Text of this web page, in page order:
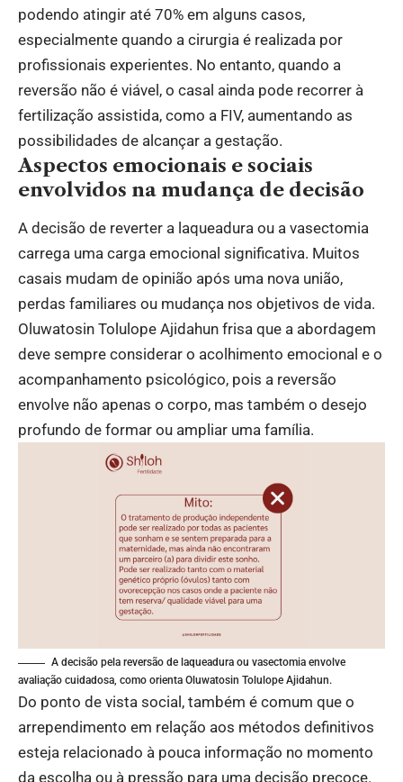
podendo atingir até 70% em alguns casos,
especialmente quando a cirurgia é realizada por
profissionais experientes. No entanto, quando a
reversão não é viável, o casal ainda pode recorrer à
fertilização assistida, como a FIV, aumentando as
possibilidades de alcançar a gestação.
Aspectos emocionais e sociais
envolvidos na mudança de decisão
A decisão de reverter a laqueadura ou a vasectomia
carrega uma carga emocional significativa. Muitos
casais mudam de opinião após uma nova união,
perdas familiares ou mudança nos objetivos de vida.
Oluwatosin Tolulope Ajidahun frisa que a abordagem
deve sempre considerar o acolhimento emocional e o
acompanhamento psicológico, pois a reversão
envolve não apenas o corpo, mas também o desejo
profundo de formar ou ampliar uma família.
A decisão pela reversão de laqueadura ou vasectomia envolve
avaliação cuidadosa, como orienta Oluwatosin Tolulope Ajidahun.
Do ponto de vista social, também é comum que o
arrependimento em relação aos métodos definitivos
esteja relacionado à pouca informação no momento
da escolha ou à pressão para uma decisão precoce.